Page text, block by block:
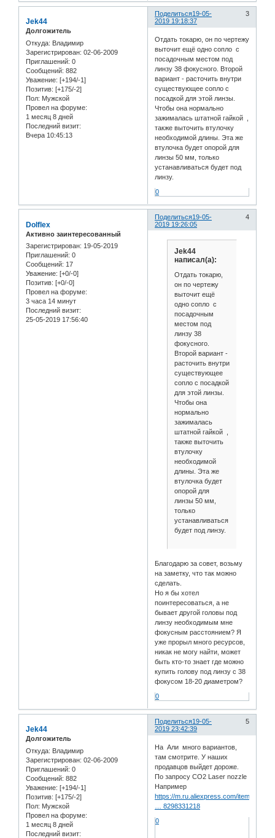
Поделиться 3
19-05-
2019 19:18:37
Jek44
Долгожитель
Откуда: Владимир
Зарегистрирован: 02-06-2009
Приглашений: 0
Сообщений: 882
Уважение: [+194/-1]
Позитив: [+175/-2]
Пол: Мужской
Провел на форуме:
1 месяц 8 дней
Последний визит:
Вчера 10:45:13
Отдать токарю, он по чертежу
выточит ещё одно сопло с
посадочным местом под
линзу 38 фокусного. Второй
вариант - расточить внутри
существующее сопло с
посадкой для этой линзы.
Чтобы она нормально
зажималась штатной гайкой ,
также выточить втулочку
необходимой длины. Эта же
втулочка будет опорой для
линзы 50 мм, только
устанавливаться будет под
линзу.
0
Поделиться 4
19-05-
2019 19:26:05
Dolflex
Активно заинтересованный
Зарегистрирован: 19-05-2019
Приглашений: 0
Сообщений: 17
Уважение: [+0/-0]
Позитив: [+0/-0]
Провел на форуме:
3 часа 14 минут
Последний визит:
25-05-2019 17:56:40
Jek44
написал(а):
Отдать токарю,
он по чертежу
выточит ещё
одно сопло с
посадочным
местом под
линзу 38
фокусного.
Второй вариант -
расточить внутри
существующее
сопло с посадкой
для этой линзы.
Чтобы она
нормально
зажималась
штатной гайкой ,
также выточить
втулочку
необходимой
длины. Эта же
втулочка будет
опорой для
линзы 50 мм,
только
устанавливаться
будет под линзу.
Благодарю за совет, возьму
на заметку, что так можно
сделать.
Но я бы хотел
поинтересоваться, а не
бывает другой головы под
линзу необходимым мне
фокусным расстоянием? Я
уже прорыл много ресурсов,
никак не могу найти, может
быть кто-то знает где можно
купить голову под линзу с 38
фокусом 18-20 диаметром?
0
Поделиться 5
19-05-
2019 23:42:39
Jek44
Долгожитель
Откуда: Владимир
Зарегистрирован: 02-06-2009
Приглашений: 0
Сообщений: 882
Уважение: [+194/-1]
Позитив: [+175/-2]
Пол: Мужской
Провел на форуме:
1 месяц 8 дней
Последний визит:
На Али много вариантов,
там смотрите. У наших
продавцов выйдет дороже.
По запросу CO2 Laser nozzle
Например
https://m.ru.aliexpress.com/item/328680
… 8298331218
0